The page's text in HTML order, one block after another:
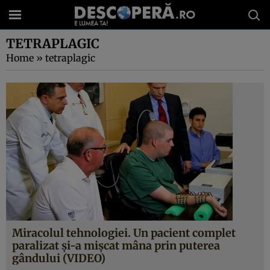
TETRAPLAGIC
Home » tetraplagic
Miracolul tehnologiei. Un pacient complet
paralizat şi-a mişcat mâna prin puterea
gândului (VIDEO)